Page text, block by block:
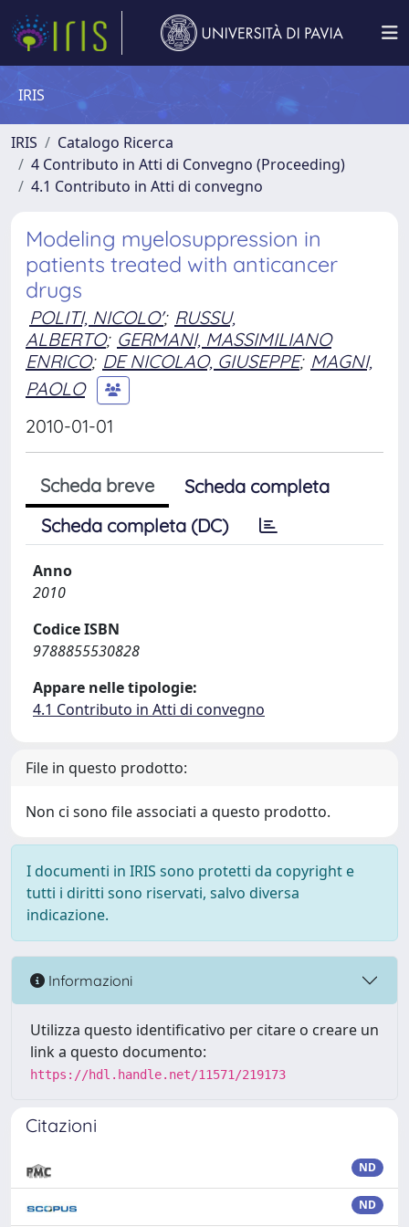
IRIS
IRIS
Catalogo Ricerca
4 Contributo in Atti di Convegno (Proceeding)
4.1 Contributo in Atti di convegno
Modeling myelosuppression in
patients treated with anticancer
drugs
POLITI, NICOLO'; RUSSU,
ALBERTO; GERMANI, MASSIMILIANO
ENRICO; DE NICOLAO, GIUSEPPE; MAGNI,
PAOLO
2010-01-01
Scheda breve
Scheda completa
Scheda completa (DC)
Anno
2010
Codice ISBN
9788855530828
Appare nelle tipologie:
4.1 Contributo in Atti di convegno
File in questo prodotto:
Non ci sono file associati a questo prodotto.
I documenti in IRIS sono protetti da copyright e
tutti i diritti sono riservati, salvo diversa
indicazione.
Informazioni
Utilizza questo identificativo per citare o creare un
link a questo documento:
https://hdl.handle.net/11571/219173
Citazioni
ND
ND